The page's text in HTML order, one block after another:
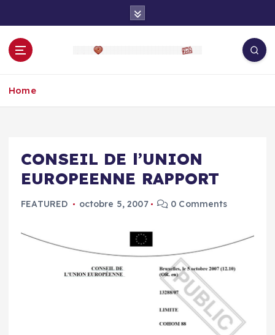
o
Home
CONSEIL DE l’UNION
EUROPEENNE RAPPORT
FEATURED octobre 5, 2007 0 Comments